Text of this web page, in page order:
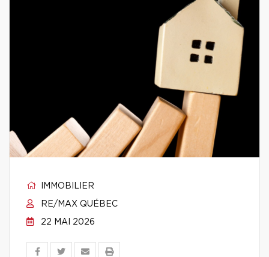
IMMOBILIER
RE/MAX QUÉBEC
22 MAI 2026